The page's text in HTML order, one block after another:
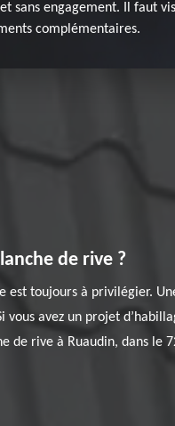
sans engagement. Il faut
complémentaires.
de rive ?
est toujours à privilégier.
avez un projet
de rive à Ruaudin, dans le